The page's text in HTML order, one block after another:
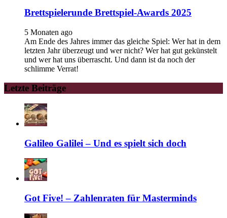
Brettspielerunde Brettspiel-Awards 2025
5 Monaten ago
Am Ende des Jahres immer das gleiche Spiel: Wer hat in dem
letzten Jahr überzeugt und wer nicht? Wer hat gut gekünstelt
und wer hat uns überrascht. Und dann ist da noch der
schlimme Verrat!
Letzte Beiträge
Galileo Galilei – Und es spielt sich doch
Got Five! – Zahlenraten für Masterminds